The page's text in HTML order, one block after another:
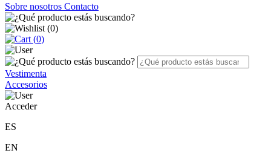
Sobre nosotros Contacto
(0)
(0)
Vestimenta
Accesorios
Acceder
ES
EN